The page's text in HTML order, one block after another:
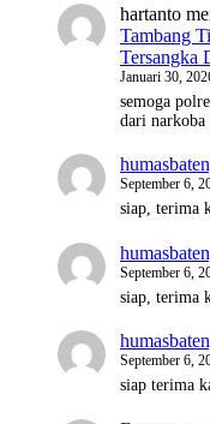
hartanto
Tambang
Tersangka
Januari 30,
semoga
dari narkoba
September 6,
siap, terima
September 6,
siap, terima
September 6,
siap terima